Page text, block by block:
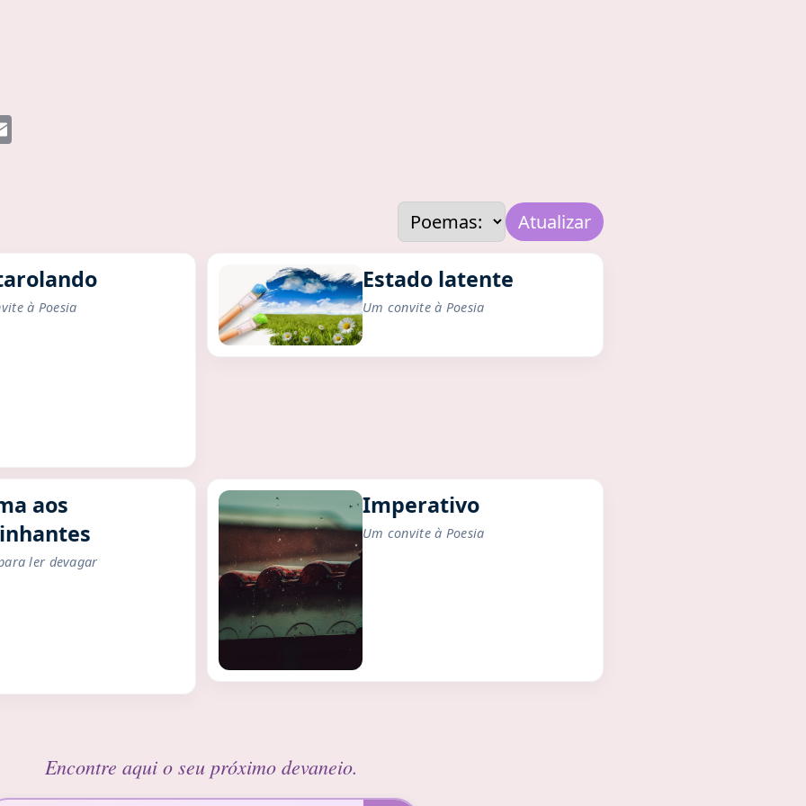
Atualizar
à Poesia
Estado latente
Um convite à Poesia
aos
ler devagar
Imperativo
Um convite à Poesia
Encontre aqui o seu próximo devaneio.